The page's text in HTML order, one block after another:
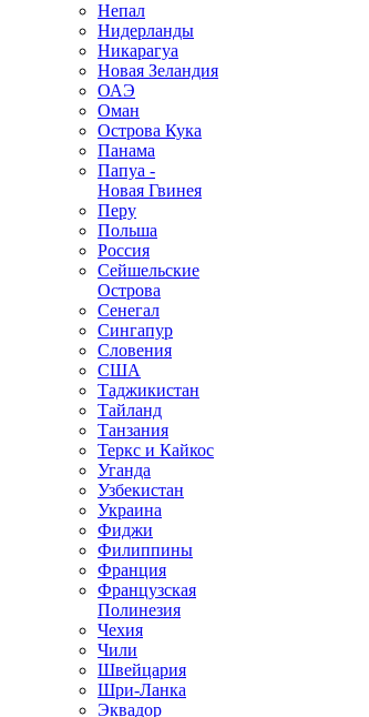
Непал
Нидерланды
Никарагуа
Новая Зеландия
ОАЭ
Оман
Острова Кука
Панама
Папуа -
Новая Гвинея
Перу
Польша
Россия
Сейшельские
Острова
Сенегал
Сингапур
Словения
США
Таджикистан
Тайланд
Танзания
Теркс и Кайкос
Уганда
Узбекистан
Украина
Фиджи
Филиппины
Франция
Французская
Полинезия
Чехия
Чили
Швейцария
Шри-Ланка
Эквадор